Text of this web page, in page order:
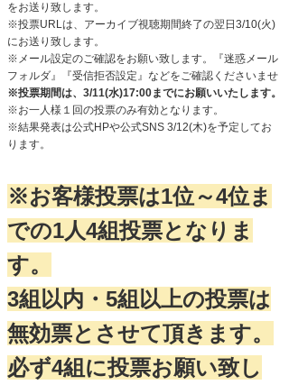
をお送り致します。
※投票URLは、アーカイブ視聴期間終了の翌日3/10(火)
にお送り致します。
※メール設定のご確認をお願い致します。『迷惑メール
フォルダ』『受信拒否設定』などをご確認くださいませ
※投票期間は、3/11(水)17:00までにお願いいたします。
※お一人様１回の投票のみ有効となります。
※結果発表は公式HPや公式SNS 3/12(木)を予定してお
ります。
※お客様投票は1位～4位ま
での1人4組投票となりま
す。
3組以内・5組以上の投票は
無効票とさせて頂きます。
必ず4組に投票お願い致し